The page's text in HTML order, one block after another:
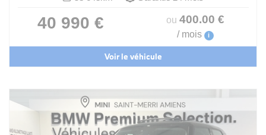
40 990 € ou 400.00 €
/ mois i
Voir le véhicule